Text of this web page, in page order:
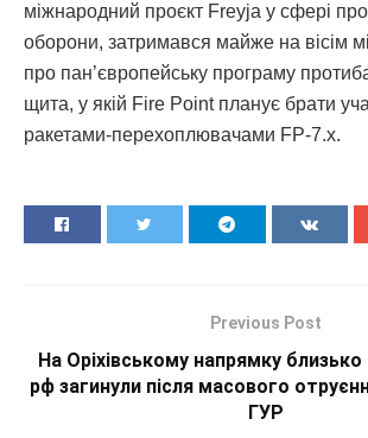
міжнародний проєкт Freyja у сфері
оборони, затримався майже на вісім
про пан’європейську програму
щита, у якій Fire Point планує брати
ракетами-перехоплювачами FP-7.x.
Previous Post
На Оріхівському напрямку близько
рф загинули після масового
ГУР